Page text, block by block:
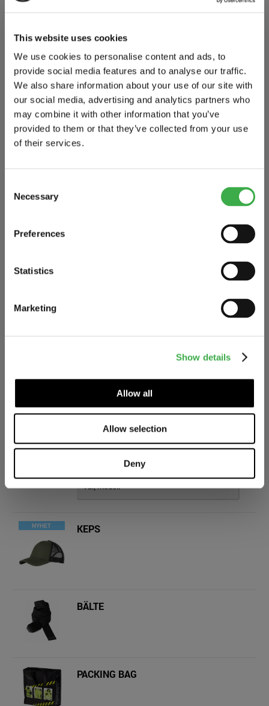
This website uses cookies
We use cookies to personalise content and ads, to
provide social media features and to analyse our traffic.
We also share information about your use of our site with
our social media, advertising and analytics partners who
may combine it with other information that you’ve
provided to them or that they’ve collected from your use
of their services.
Selection
Necessary
Preferences
Statistics
Marketing
Show details
Allow all
Allow selection
Deny
SWEATSHIRT
LÅNGÄRMAD T-SHIRT
8 är tillfälligt slut.
NYHET KEPS
BÄLTE
PACKING BAG